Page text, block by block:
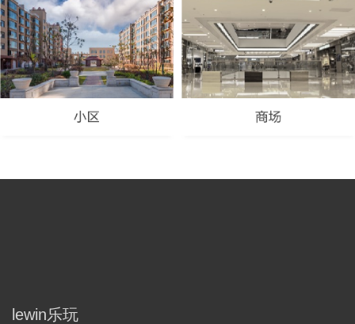
lewin乐玩